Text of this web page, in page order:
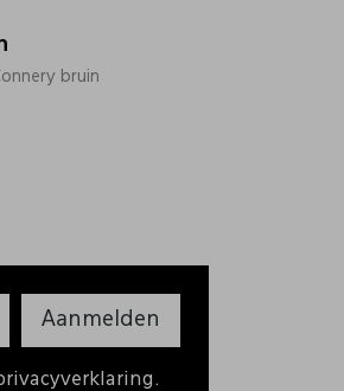
bruin
Aanmelden